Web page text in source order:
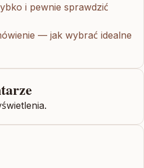
i pewnie sprawdzić
— jak wybrać idealne